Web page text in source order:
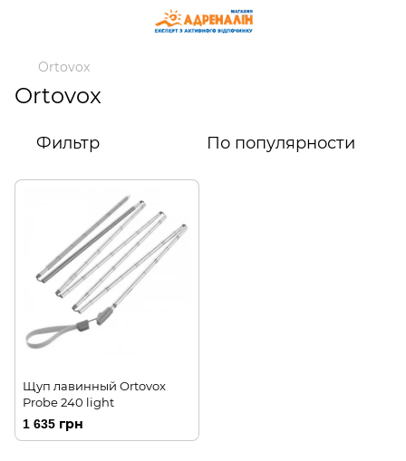
Ortovox
Ortovox
Фильтр По популярности
Щуп лавинный Ortovox
Probe 240 light
1 635 грн